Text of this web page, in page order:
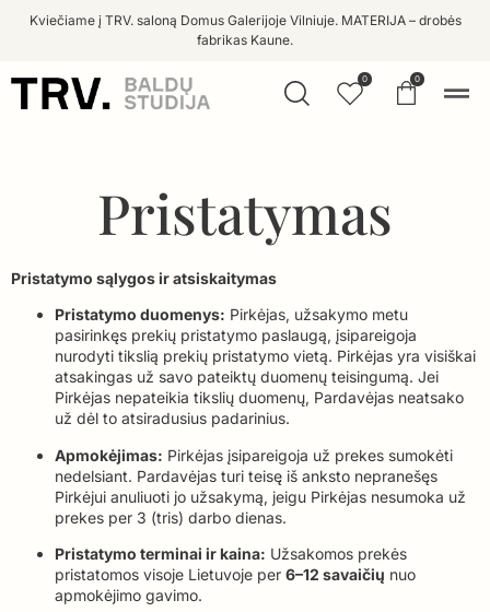
Kviečiame į TRV. saloną Domus Galerijoje Vilniuje. MATERIJA – drobės
fabrikas Kaune.
0 0
Pristatymas
Pristatymo sąlygos ir atsiskaitymas
Pristatymo duomenys: Pirkėjas, užsakymo metu
pasirinkęs prekių pristatymo paslaugą, įsipareigoja
nurodyti tikslią prekių pristatymo vietą. Pirkėjas yra visiškai
atsakingas už savo pateiktų duomenų teisingumą. Jei
Pirkėjas nepateikia tikslių duomenų, Pardavėjas neatsako
už dėl to atsiradusius padarinius.
Apmokėjimas: Pirkėjas įsipareigoja už prekes sumokėti
nedelsiant. Pardavėjas turi teisę iš anksto nepranešęs
Pirkėjui anuliuoti jo užsakymą, jeigu Pirkėjas nesumoka už
prekes per 3 (tris) darbo dienas.
Pristatymo terminai ir kaina: Užsakomos prekės
pristatomos visoje Lietuvoje per 6–12 savaičių nuo
apmokėjimo gavimo.